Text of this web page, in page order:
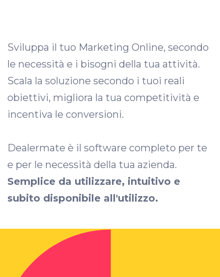
Sviluppa il tuo Marketing Online, secondo
le necessità e i bisogni della tua attività.
Scala la soluzione secondo i tuoi reali
obiettivi, migliora la tua competitività e
incentiva le conversioni.
Dealermate è il software completo per te
e per le necessità della tua azienda.
Semplice da utilizzare, intuitivo e
subito disponibile all'utilizzo.